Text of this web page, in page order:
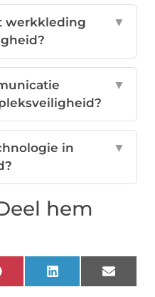
werkkleding
▼
▼
in
▼
hem
PinterestLinkedInEmail